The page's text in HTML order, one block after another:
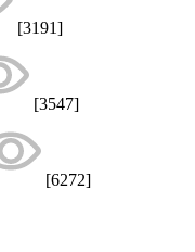
[3191]
[3547]
[6272]